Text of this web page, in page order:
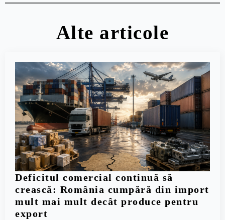
Alte articole
Deficitul comercial continuă să
crească: România cumpără din import
mult mai mult decât produce pentru
export